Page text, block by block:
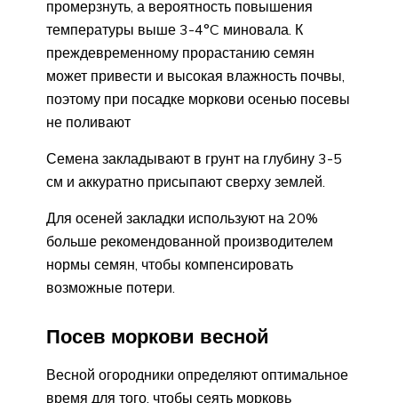
промерзнуть, а вероятность повышения
температуры выше 3-4°C миновала. К
преждевременному прорастанию семян
может привести и высокая влажность почвы,
поэтому при посадке моркови осенью посевы
не поливают
Семена закладывают в грунт на глубину 3-5
см и аккуратно присыпают сверху землей.
Для осеней закладки используют на 20%
больше рекомендованной производителем
нормы семян, чтобы компенсировать
возможные потери.
Посев моркови весной
Весной огородники определяют оптимальное
время для того, чтобы сеять морковь